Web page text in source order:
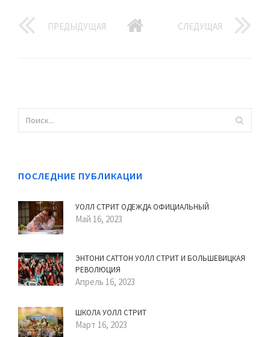
ПРЕДЫДУЩАЯ СЛЕДУЩАЯ
ПОСЛЕДНИЕ ПУБЛИКАЦИИ
УОЛЛ СТРИТ ОДЕЖДА ОФИЦИАЛЬНЫЙ
Май 16, 2023
ЭНТОНИ САТТОН УОЛЛ СТРИТ И БОЛЬШЕВИЦКАЯ
РЕВОЛЮЦИЯ
Апрель 16, 2023
ШКОЛА УОЛЛ СТРИТ
Март 16, 2023